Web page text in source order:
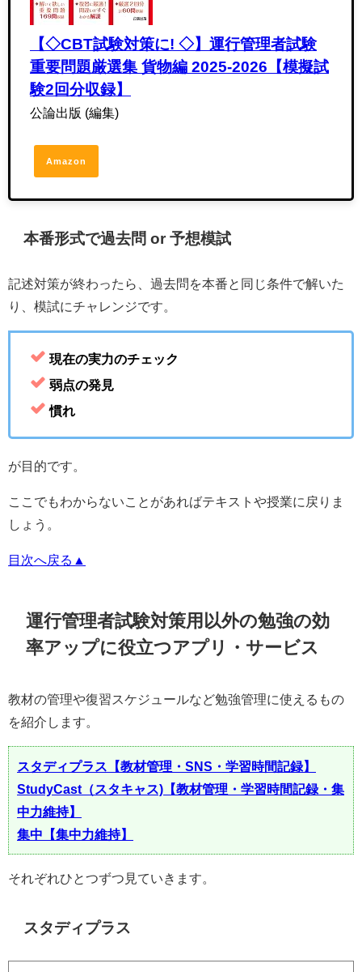
【◇CBT試験対策に! ◇】運行管理者試験
重要問題厳選集 貨物編 2025-2026【模擬試
験2回分収録】
公論出版 (編集)
Amazon
本番形式で過去問 or 予想模試
記述対策が終わったら、過去問を本番と同じ条件で解いた
り、模試にチャレンジです。
現在の実力のチェック
弱点の発見
慣れ
が目的です。
ここでもわからないことがあればテキストや授業に戻りま
しょう。
目次へ戻る▲
運行管理者試験対策用以外の勉強の効
率アップに役立つアプリ・サービス
教材の管理や復習スケジュールなど勉強管理に使えるもの
を紹介します。
スタディプラス【教材管理・SNS・学習時間記録】
StudyCast（スタキャス)【教材管理・学習時間記録・集
中力維持】
集中【集中力維持】
それぞれひとつずつ見ていきます。
スタディプラス